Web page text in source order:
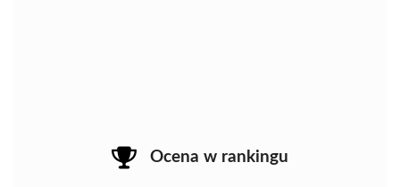
Ocena w rankingu